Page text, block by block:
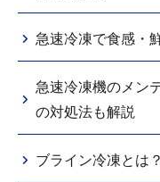
急速冷凍で食感・
急速冷凍機のメン
の対処法も解説
ブライン冷凍とは